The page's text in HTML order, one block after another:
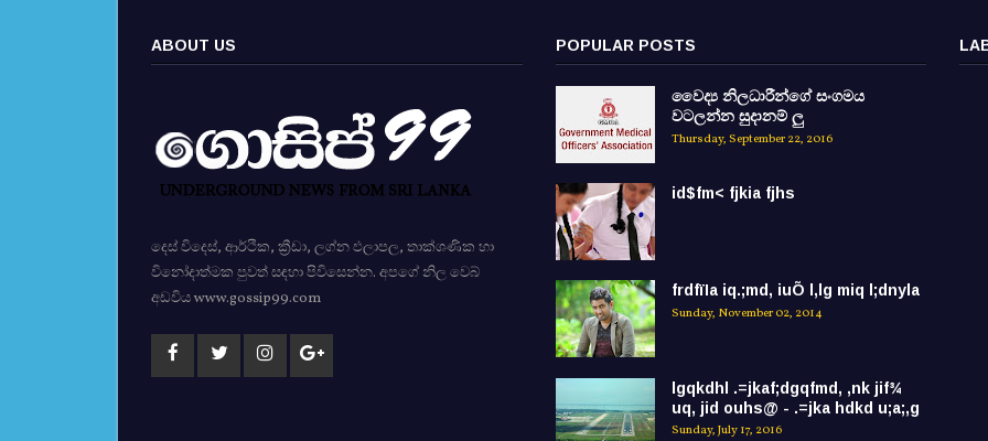
ABOUT US
දෙස් විදෙස්, ආර්ථික, ක්‍රීඩා, ලග්න ඵලාපල, තාක්ශණික හා
විනෝදාත්මක පුවත් සඳහා පිවිසෙන්න. අපගේ නිල වෙබ්
අඩවිය www.gossip99.com
POPULAR POSTS
වෛද්‍ය නිලධාරීන්ගේ සංගමය
වටලන්න සුදානම් ලු
Thursday, September 22, 2016
id$fm< fjkia fjhs
frdfïIa iq.;md, iuÕ l,lg miq l;dnyla
Sunday, November 02, 2014
lgqkdhl .=jkaf;dgqfmd, ,nk jif¾
uq, jid ouhs@ - .=jka hdkd u;a;,g
Sunday, July 17, 2016